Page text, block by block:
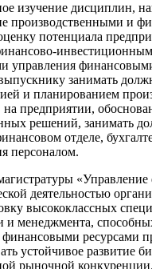
изучение дисциплин,
производственными и
потенциала
управления
занимать
и планированием
на предприятии,
решений, занимать
отделе,
персоналом.
«Управление
деятельностью
высококлассных
и менеджмента,
финансовыми ресурсами
устойчивое развитие
рыночной конкуренции.